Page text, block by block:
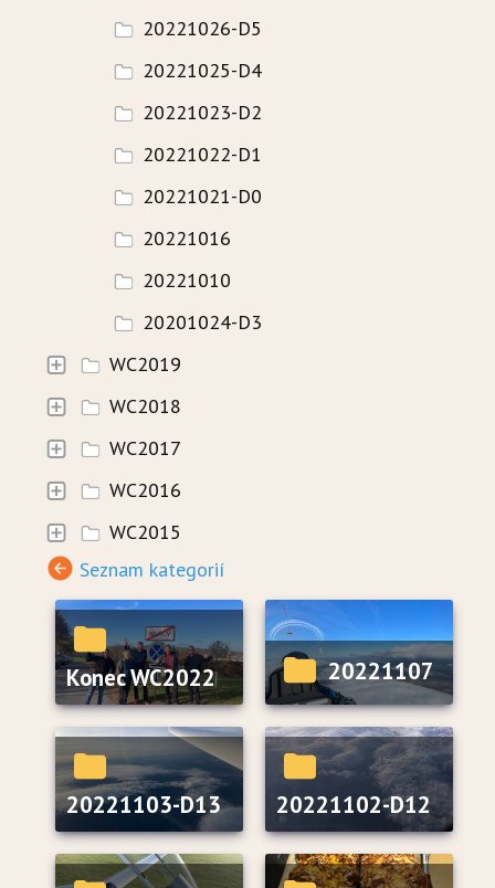
20221026-D5
20221025-D4
20221023-D2
20221022-D1
20221021-D0
20221016
20221010
20201024-D3
WC2019
WC2018
WC2017
WC2016
WC2015
Seznam kategorií
Konec WC2022 20221107
20221103-D13 20221102-D12